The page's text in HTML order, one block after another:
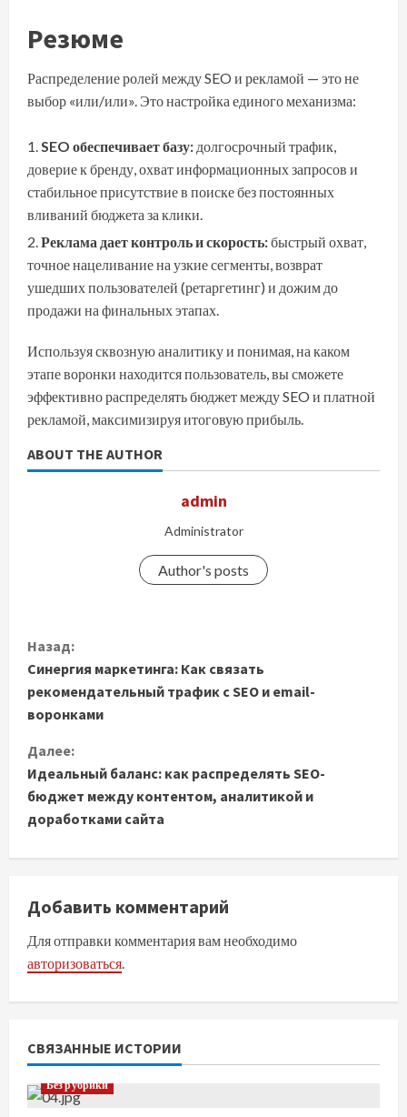
Резюме
Распределение ролей между SEO и рекламой — это не
выбор «или/или». Это настройка единого механизма:
SEO обеспечивает базу: долгосрочный трафик,
доверие к бренду, охват информационных запросов и
стабильное присутствие в поиске без постоянных
вливаний бюджета за клики.
Реклама дает контроль и скорость:быстрый охват,
точное нацеливание на узкие сегменты, возврат
ушедших пользователей (ретаргетинг) и дожим до
продажи на финальных этапах.
Используя сквозную аналитику и понимая, на каком
этапе воронки находится пользователь, вы сможете
эффективно распределять бюджет между SEO и платной
рекламой, максимизируя итоговую прибыль.
ABOUT THE AUTHOR
admin
Administrator
Author's posts
П
р
о
д
о
л
ж
и
т
ь
т
е
Назад:
Синергия маркетинга: Как связать
рекомендательный трафик с SEO и email-
воронками
Далее:
Идеальный баланс: как распределять SEO-
бюджет между контентом, аналитикой и
доработками сайта
Добавить комментарий
Для отправки комментария вам необходимо
авторизоваться.
СВЯЗАННЫЕ ИСТОРИИ
Без рубрики